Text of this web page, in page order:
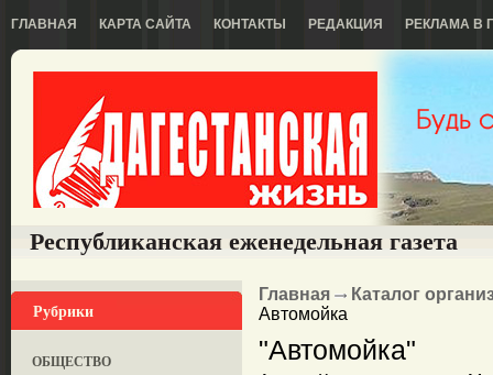
ГЛАВНАЯ КАРТА САЙТА КОНТАКТЫ РЕДАКЦИЯ РЕКЛАМА В
Республиканская еженедельная газета
Рубрики
ОБЩЕСТВО
Главная
Каталог
Автомойка
"Автомойка"